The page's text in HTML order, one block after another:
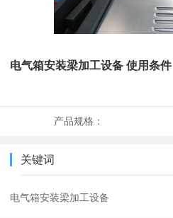
电气箱安装梁加工设备 使用条件
产品规格：
关键词
电气箱安装梁加工设备